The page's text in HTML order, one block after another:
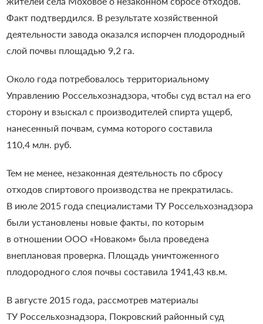
Факт подтвердился. В результате хозяйственной
деятельности завода оказался испорчен плодородный
слой почвы площадью 9,2 га.
Около года потребовалось территориальному
Управлению Россельхознадзора, чтобы суд встал на его
сторону и взыскал с производителей спирта ущерб,
нанесенный почвам, сумма которого составила
110,4 млн. руб.
Тем не менее, незаконная деятельность по сбросу
отходов спиртового производства не прекратилась.
В июле 2015 года специалистами ТУ Россельхознадзора
были установлены новые факты, по которым
в отношении ООО «Новаком» была проведена
внеплановая проверка. Площадь уничтоженного
плодородного слоя почвы составила 1941,43 кв.м.
В августе 2015 года, рассмотрев материалы
ТУ Россельхознадзора, Покровский районный суд